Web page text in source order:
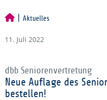
Aktuelles
11. Juli 2022
dbb Seniorenvertretung
Neue Auflage des
bestellen!